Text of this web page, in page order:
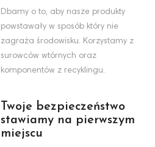
Dbamy o to, aby nasze produkty
powstawały w sposób który nie
zagraża środowisku. Korzystamy z
surowców wtórnych oraz
komponentów z recyklingu.
Twoje bezpieczeństwo
stawiamy na pierwszym
miejscu